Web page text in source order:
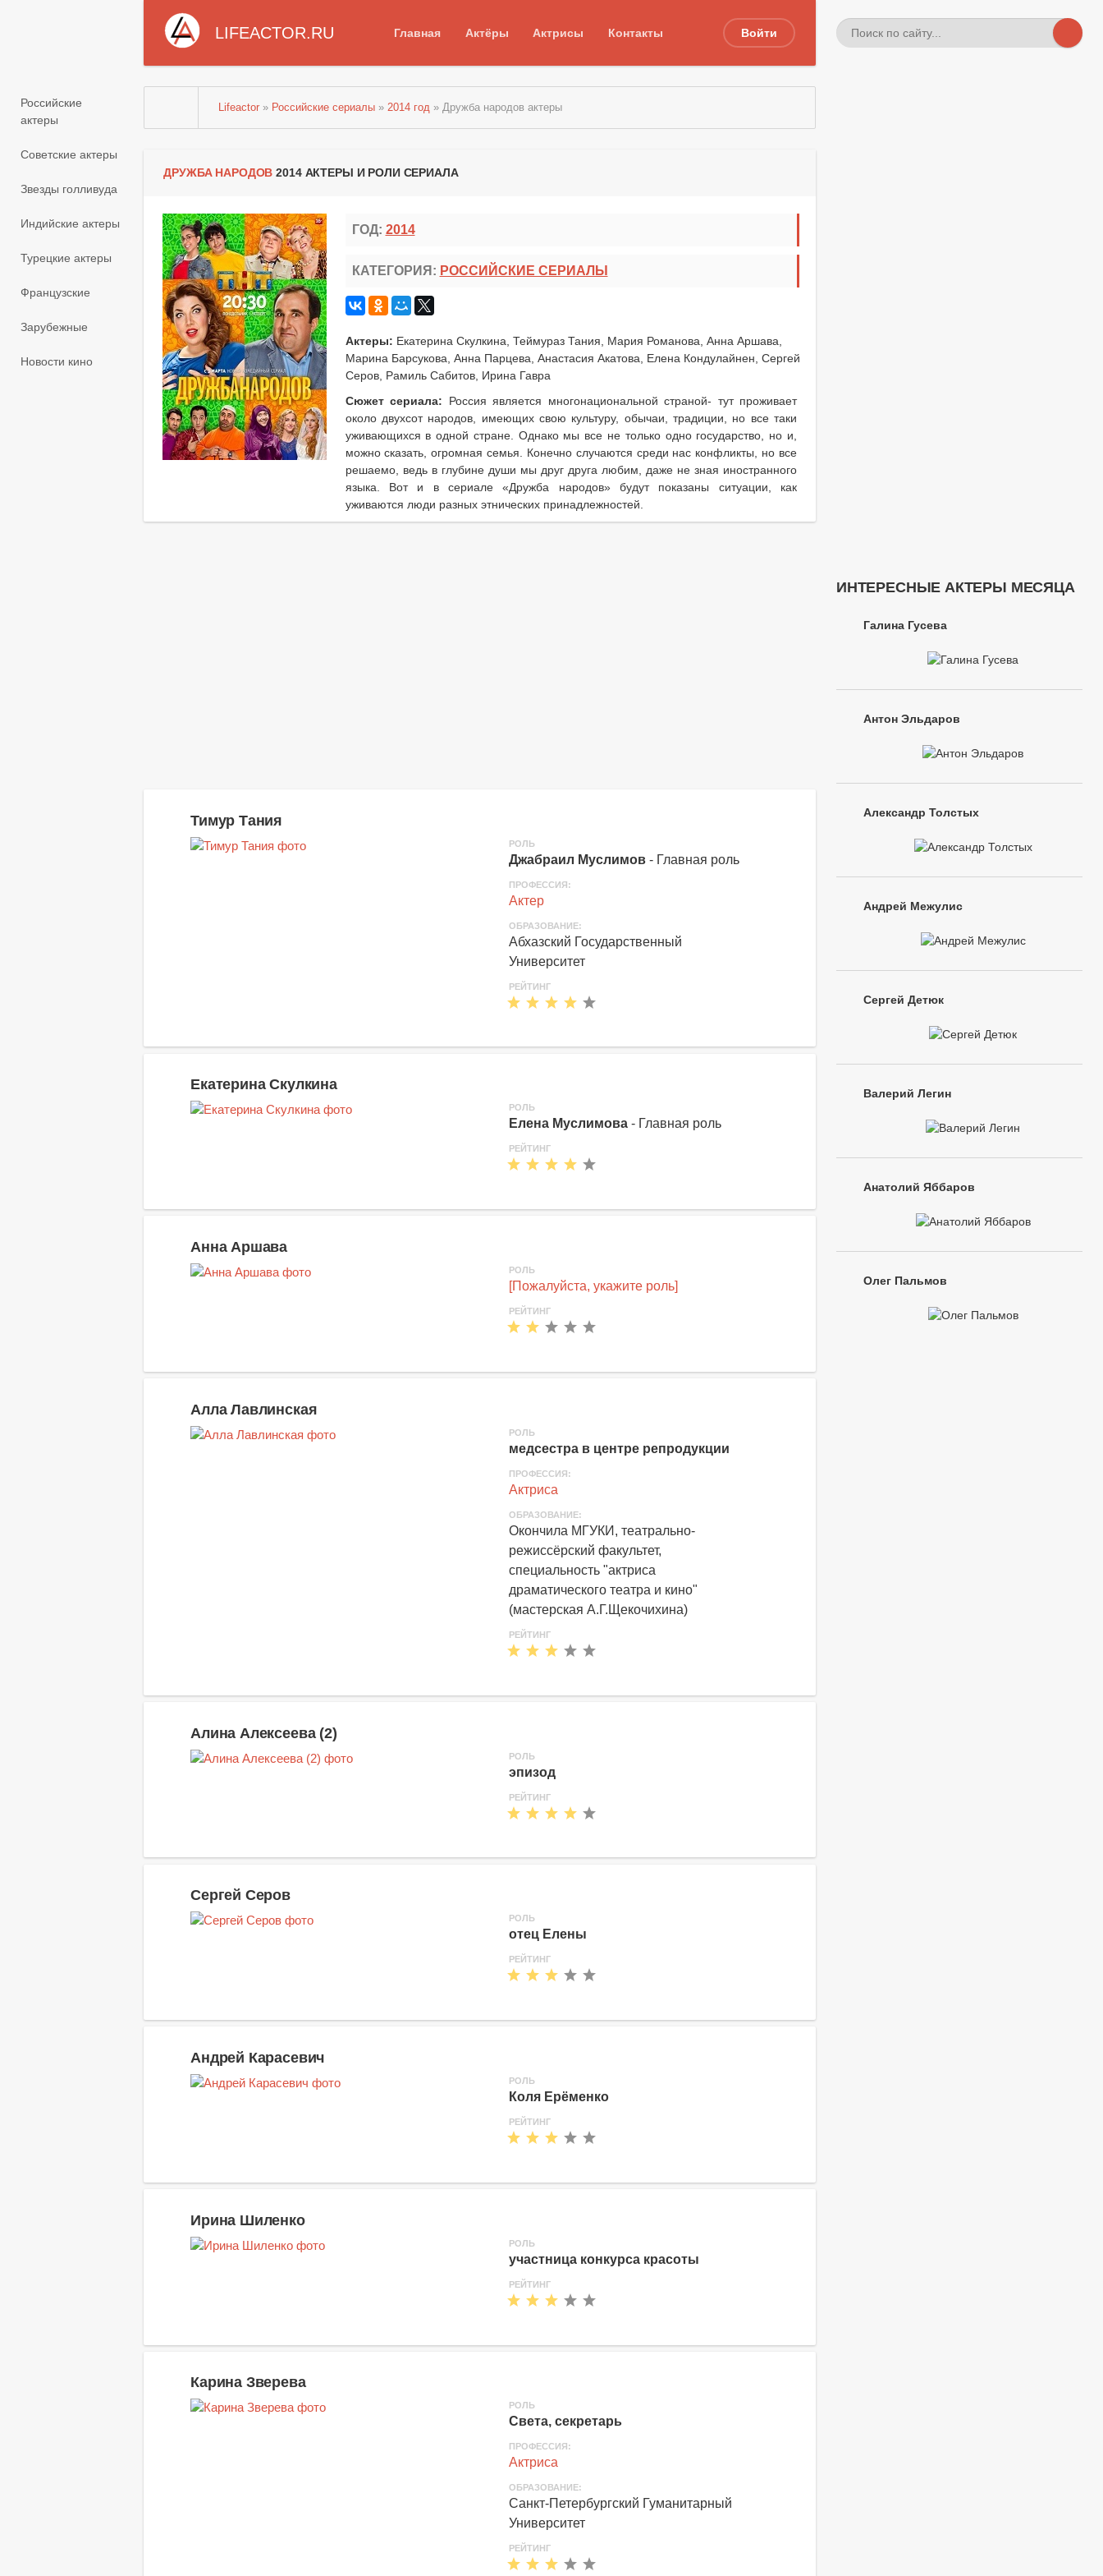
LIFEACTOR.RU Главная Актёры Актрисы Контакты Войти
Российские
актеры
Советские актеры
Звезды голливуда
Индийские актеры
Турецкие актеры
Французские
Зарубежные
Новости кино
Lifeactor » Российские сериалы »2014 год » Дружба народов актеры
ДРУЖБА НАРОДОВ 2014 АКТЕРЫ И РОЛИ СЕРИАЛА
ГОД: 2014
КАТЕГОРИЯ: РОССИЙСКИЕ СЕРИАЛЫ
Актеры: Екатерина Скулкина, Теймураз Тания, Мария Романова, Анна Аршава,
Марина Барсукова, Анна Парцева, Анастасия Акатова, Елена Кондулайнен, Сергей
Серов, Рамиль Сабитов, Ирина Гавра
Сюжет сериала: Россия является многонациональной страной- тут проживает
около двухсот народов, имеющих свою культуру, обычаи, традиции, но все таки
уживающихся в одной стране. Однако мы все не только одно государство, но и,
можно сказать, огромная семья. Конечно случаются среди нас конфликты, но все
решаемо, ведь в глубине души мы друг друга любим, даже не зная иностранного
языка. Вот и в сериале «Дружба народов» будут показаны ситуации, как
уживаются люди разных этнических принадлежностей.
Тимур Тания
РОЛЬ
Джабраил Муслимов- Главная роль
ПРОФЕССИЯ:
Актер
ОБРАЗОВАНИЕ:
Абхазский Государственный
Университет
РЕЙТИНГ
Екатерина Скулкина
РОЛЬ
Елена Муслимова- Главная роль
РЕЙТИНГ
Анна Аршава
РОЛЬ
[Пожалуйста, укажите роль]
РЕЙТИНГ
Алла Лавлинская
РОЛЬ
медсестра в центре репродукции
ПРОФЕССИЯ:
Актриса
ОБРАЗОВАНИЕ:
Окончила МГУКИ, театрально-
режиссёрский факультет,
специальность "актриса
драматического театра и кино"
(мастерская А.Г.Щекочихина)
РЕЙТИНГ
Алина Алексеева (2)
РОЛЬ
эпизод
РЕЙТИНГ
Сергей Серов
РОЛЬ
отец Елены
РЕЙТИНГ
Андрей Карасевич
РОЛЬ
Коля Ерёменко
РЕЙТИНГ
Ирина Шиленко
РОЛЬ
участница конкурса красоты
РЕЙТИНГ
Карина Зверева
РОЛЬ
Света, секретарь
ПРОФЕССИЯ:
Актриса
ОБРАЗОВАНИЕ:
Санкт-Петербургский Гуманитарный
Университет
РЕЙТИНГ
ИНТЕРЕСНЫЕ АКТЕРЫ МЕСЯЦА
Галина Гусева
Антон Эльдаров
Александр Толстых
Андрей Межулис
Сергей Детюк
Валерий Легин
Анатолий Яббаров
Олег Пальмов